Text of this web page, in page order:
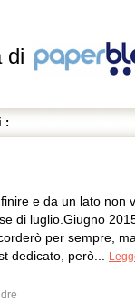
di
:
e da un lato non
di luglio.Giugno
per sempre, ma
dedicato, però...